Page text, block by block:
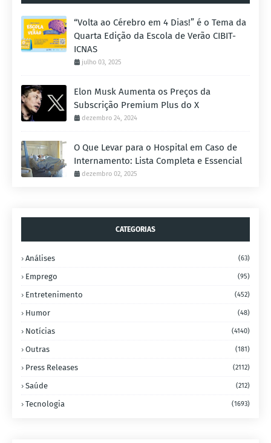
“Volta ao Cérebro em 4 Dias!” é o Tema da
Quarta Edição da Escola de Verão CIBIT-
ICNAS
julho 03, 2025
Elon Musk Aumenta os Preços da
Subscrição Premium Plus do X
dezembro 24, 2024
O Que Levar para o Hospital em Caso de
Internamento: Lista Completa e Essencial
dezembro 02, 2025
CATEGORIAS
Análises (63)
Emprego (95)
Entretenimento (452)
Humor (48)
Notícias (4140)
Outras (181)
Press Releases (2112)
Saúde (212)
Tecnologia (1693)